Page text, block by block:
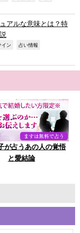
アルな意味とは？特
イン 占い情報
が占うあの人の覚悟
と愛結論